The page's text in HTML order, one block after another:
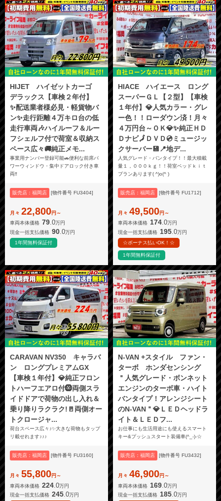
HIJET ハイゼットカーゴ
デラックス【車検２年付】
✨配送業者様必見・軽貨物バ
ン✨走行距離４万キロ台の低
走行車両🎶ハイルーフ＆ルー
フシェルフ付で荷室＆収納ス
ペース広々🚚純正メモ...
事業用ナンバー登録可能🚗便利な前席パ
ワーウィンドウ・集中ドアロック付き車
両‼️
販売店：福岡店 [物件番号 FU3404]
月々 22,800円～
車両本体価格 79.0万円
現金一括支払価格 90 .0万円
1年間無料保証付
HIACE ハイエース ロング
スーパーＧＬ【２型】【車検
１年付】💎人気カラー・グレ
ー色！！ローダウン済！月々
４万円台～ＯＫ💎✨純正ＨＤ
Ｄナビ🗾ＤＶＤ💿ミュージッ
クサーバー💾📍地デ...
人気グレード・バンタイプ！！最大積載
量１，０００ｋｇ！！荷室ベッドｋｉｔ
プランあります( ^)o(^ )
販売店：福岡店 [物件番号 FU1712]
月々 49,500円～
車両本体価格 174.0万円
現金一括支払価格 195 .0万円
☆ボーナス払いOK！☆
1年間無料保証付
CARAVAN NV350 キャラバ
ン ロングプレミアムGX
【車検１年付】💎純正フロン
トハーフエアロ付🛞両側スラ
イドドアで荷物の出し入れ＆
乗り降りラクラク!🚪両側オー
トクロージャ...
荷台スペース広々♪✨大きな荷物もタップ
リ載せれます♪♪♪
販売店：福岡店 [物件番号 FU3160]
月々 55,800円～
車両本体価格 224 .0万円
現金一括支払価格 245.0万円
N-VAN +スタイル ファン・
ターボ ホンダセンシング
＂人気グレード・ボンネット
エンジンのターボ車・ハイト
バンタイプ！アレンジシート
のN-VAN＂💎ＬＥＤヘッドラ
イト＆ＬＥＤフ...
お仕事にも生活用途にも使えるスマート
キー&プッシュスタート装備車(^_-)-☆
販売店：福岡店 [物件番号 FU3432]
月々 46,900円～
車両本体価格 169 .0万円
現金一括支払価格 185.0万円